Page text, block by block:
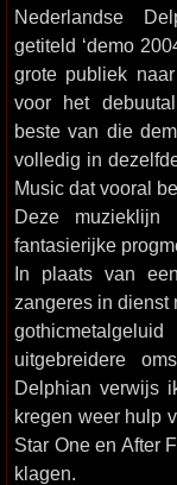
Nederlandse
getiteld ‘demo
grote publiek
voor het
beste van die
volledig in
Music dat vooral
Deze
fantasierijke
In plaats van
zangeres in dienst
uitgebreidere
Delphian verwijs
kregen weer hulp
Star One en After
klagen.